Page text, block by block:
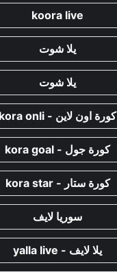
koora live
يلا شوت
يلا شوت
كورة اون لاين - kora onli
كورة جول - kora goal
كورة ستار - kora star
سوريا لايف
يلا لايف - yalla live